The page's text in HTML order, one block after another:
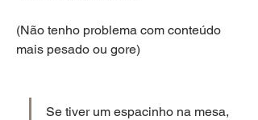
(Não tenho problema com conteúdo
mais pesado ou gore)
Se tiver um espacinho na mesa,